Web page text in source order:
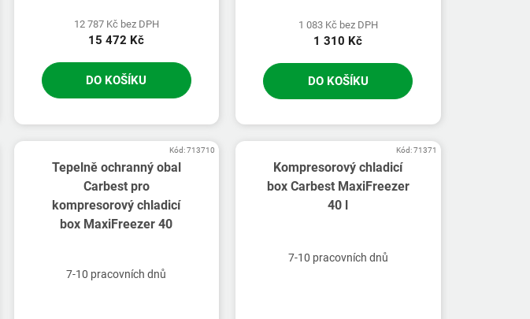
12 787 Kč bez DPH
15 472 Kč
DO KOŠÍKU
1 083 Kč bez DPH
1 310 Kč
DO KOŠÍKU
Tepelně ochranný obal
Carbest pro
kompresorový chladicí
box MaxiFreezer 40
7-10 pracovních dnů
Kód:713710
Kompresorový chladicí
box Carbest MaxiFreezer
40 l
7-10 pracovních dnů
Kód:71371